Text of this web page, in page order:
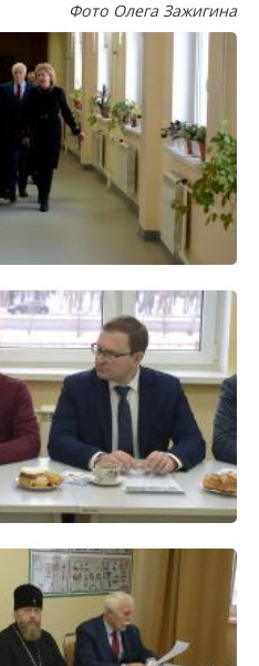
Фото Олега Зажигина